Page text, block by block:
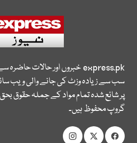
express.pkخبروں اور حالات حاضرہ
سب سے زیادہ وزٹ کی جانے والی ویب
پر شائع شدہ تمام مواد کے جملہ حقوق
گروپ محفوظ ہیں۔